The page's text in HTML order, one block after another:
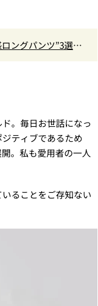
ングパンツ”3選を
。毎日お世話になっ
ティブであるため
。私も愛用者の一人
ることをご存知ない